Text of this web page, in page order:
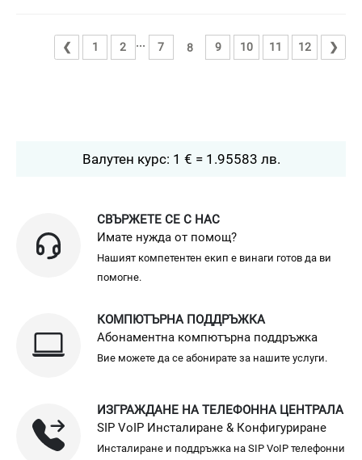
❮ 1 2 ... 7 8 9 10 11 12 ❯
Валутен курс: 1 € = 1.95583 лв.
СВЪРЖЕТЕ СЕ С НАС
Имате нужда от помощ?
Нашият компетентен екип е винаги готов да ви
помогне.
КОМПЮТЪРНА ПОДДРЪЖКА
Абонаментна компютърна поддръжка
Вие можете да се абонирате за нашите услуги.
ИЗГРАЖДАНЕ НА ТЕЛЕФОННА ЦЕНТРАЛА
SIP VoIP Инсталиране & Конфигуриране
Инсталиране и поддръжка на SIP VoIP телефонни